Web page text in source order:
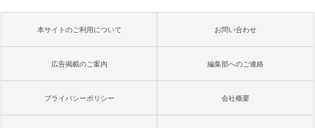
本サイトのご利用について お問い合わせ
広告掲載のご案内 編集部へのご連絡
プライバシーポリシー 会社概要